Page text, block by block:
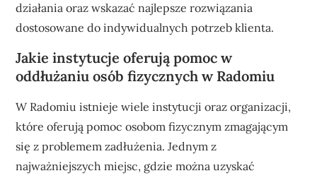
działania oraz wskazać najlepsze rozwiązania
dostosowane do indywidualnych potrzeb klienta.
Jakie instytucje oferują pomoc w
oddłużaniu osób fizycznych w Radomiu
W Radomiu istnieje wiele instytucji oraz organizacji,
które oferują pomoc osobom fizycznym zmagającym
się z problemem zadłużenia. Jednym z
najważniejszych miejsc, gdzie można uzyskać